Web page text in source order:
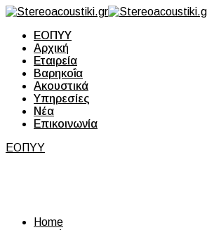
ΕΟΠΥΥ
Αρχική
Εταιρεία
Βαρηκοΐα
Ακουστικά
Υπηρεσίες
Νέα
Επικοινωνία
ΕΟΠΥΥ
Home